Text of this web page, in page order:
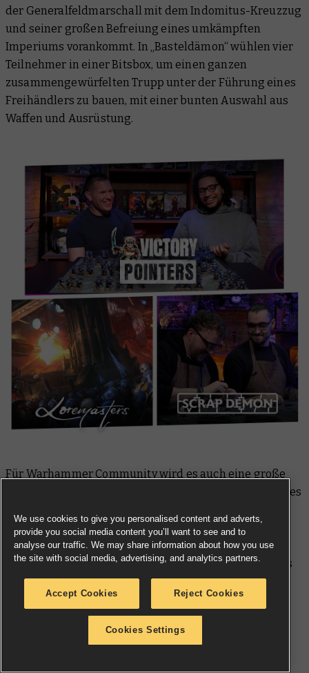
der Generalfeldmarschall mit dem Indomitus-Kreuzzug
und seiner großen Befreiung eines umkämpften
Imperiums vorankommt. In „Basteldämon“ wühlen vier
Teilnehmer in einer Bitsbox, um einen ganzen
zusammengewürfelten Trupp unter der Führung eines
Freihändlers zu bauen, mit einer bunten Auswahl aus
Waffen und Ausrüstung.
Für Warhammer Community wird es auch eine große
Woche werden, denn das erste Preview-Event des Jahres
Veröffentlichungen für Warhammer 40.000,
Warhammer: The Horus Heresy, Warhammer Age of
Sigmar und Blood Bowl. Und wenn wir schon bei Horus
Heresy sind: Wir werden uns auch die neuen Skitarii
ansehen, die schon bald auf das Schlachtfeld kommen,
mit Einblicken in die Hintergründe und Regeln des
kommenden Journal Tactica.
We use cookies to give you personalised content and adverts,
provide you social media content you’ll want to see and to
analyse our traffic. We may share information about how you use
the site with social media, advertising, and analytics partners.
Accept Cookies Reject Cookies
Cookies Settings